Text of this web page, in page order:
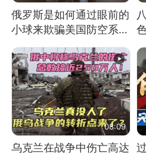
俄罗斯是如何通过眼前的
小球来欺骗美国防空系统
的
08:09
乌克兰在战争中伤亡高达